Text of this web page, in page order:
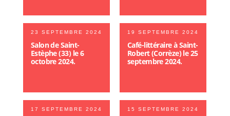
23 SEPTEMBRE 2024
Salon de Saint-
Estèphe (33) le 6
octobre 2024.
19 SEPTEMBRE 2024
Café-littéraire à Saint-
Robert (Corrèze) le 25
septembre 2024.
17 SEPTEMBRE 2024 15 SEPTEMBRE 2024